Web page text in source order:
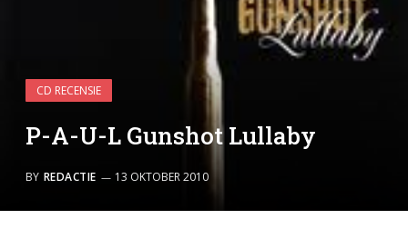
CD RECENSIE
P-A-U-L Gunshot Lullaby
BY REDACTIE 13 OKTOBER 2010